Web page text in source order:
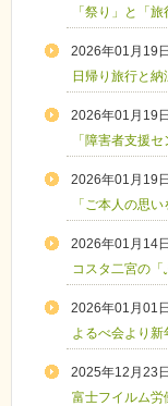
「祭り」と「
2026年01月19日
日帰り旅行と
2026年01月19日
「障害者支援
2026年01月19日
「ご本人の思
2026年01月14日
コスタ二宮の「
2026年01月01日
よるべ会より新
2025年12月23日
富士フイルム